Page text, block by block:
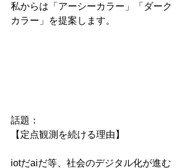
私からは「アーシーカラー」「ダーク
カラー」を提案します。
話題：
【定点観測を続ける理由】
iotだaiだ等、社会のデジタル化が進む